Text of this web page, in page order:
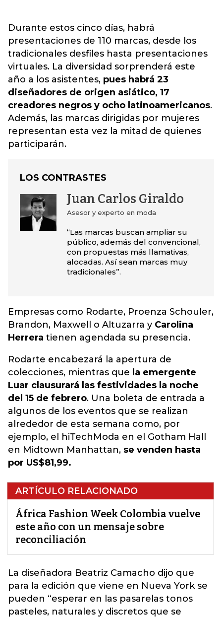
Durante estos cinco días, habrá
presentaciones de 110 marcas, desde los
tradicionales desfiles hasta presentaciones
virtuales. La diversidad sorprenderá este
año a los asistentes, pues habrá 23
diseñadores de origen asiático, 17
creadores negros y ocho latinoamericanos.
Además, las marcas dirigidas por mujeres
representan esta vez la mitad de quienes
participarán.
LOS CONTRASTES
Juan Carlos Giraldo
Asesor y experto en moda
“Las marcas buscan ampliar su
público, además del convencional,
con propuestas más llamativas,
alocadas. Así sean marcas muy
tradicionales”.
Empresas como Rodarte, Proenza Schouler,
Brandon, Maxwell o Altuzarra y Carolina
Herrera tienen agendada su presencia.
Rodarte encabezará la apertura de
colecciones, mientras que la emergente
Luar clausurará las festividades la noche
del 15 de febrero. Una boleta de entrada a
algunos de los eventos que se realizan
alrededor de esta semana como, por
ejemplo, el hiTechModa en el Gotham Hall
en Midtown Manhattan, se venden hasta
por US$81,99.
ARTÍCULO RELACIONADO
África Fashion Week Colombia vuelve
este año con un mensaje sobre
reconciliación
La diseñadora Beatriz Camacho dijo que
para la edición que viene en Nueva York se
pueden “esperar en las pasarelas tonos
pasteles, naturales y discretos que se